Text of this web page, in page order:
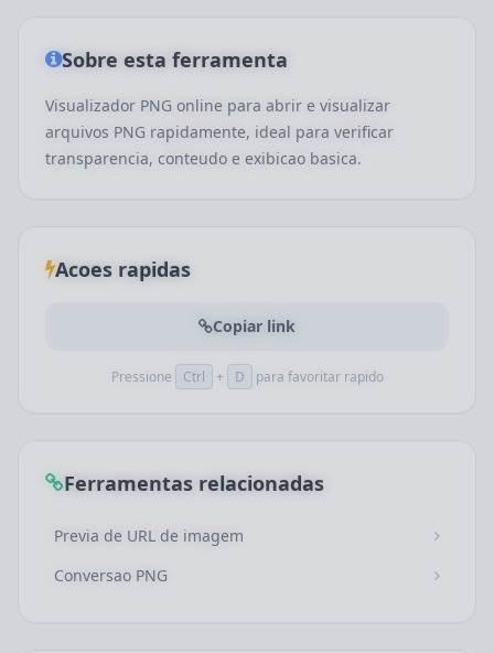
Sobre esta ferramenta
Visualizador PNG online para abrir e visualizar
arquivos PNG rapidamente, ideal para verificar
transparencia, conteudo e exibicao basica.
Acoes rapidas
Copiar link
Pressione Ctrl + D para favoritar rapido
Ferramentas relacionadas
Previa de URL de imagem
Conversao PNG